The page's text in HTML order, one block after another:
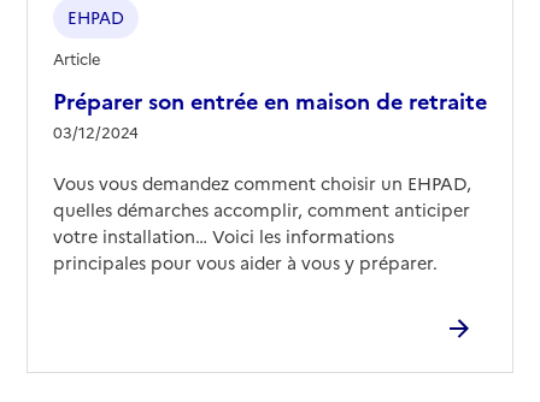
Préparer son entrée en maison de retraite
03/12/2024
EHPAD
Article
Vous vous demandez comment choisir un EHPAD,
quelles démarches accomplir, comment anticiper
votre installation… Voici les informations
principales pour vous aider à vous y préparer.